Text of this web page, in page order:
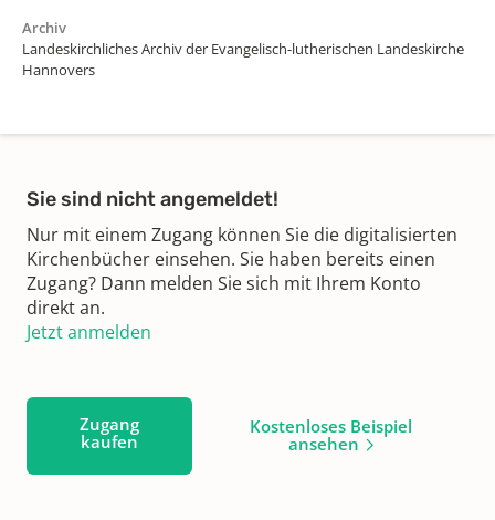
Archiv
Landeskirchliches Archiv der Evangelisch-lutherischen Landeskirche
Hannovers
Sie sind nicht angemeldet!
Nur mit einem Zugang können Sie die digitalisierten
Kirchenbücher einsehen. Sie haben bereits einen
Zugang? Dann melden Sie sich mit Ihrem Konto
direkt an.
Jetzt anmelden
Zugang
kaufen
Kostenloses Beispiel
ansehen